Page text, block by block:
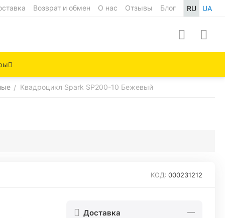
RU UA
Возврат и обмен О нас Отзывы Блог
/ Квадроцикл Spark SP200-10 Бежевый
КОД: 000231212
Доставка